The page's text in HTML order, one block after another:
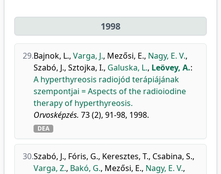
1998
29.Bajnok, L., Varga, J., Mezősi, E., Nagy, E. V.,
Szabó, J., Sztojka, I., Galuska, L., Leövey, A.:
A hyperthyreosis radiojód terápiájának
szempontjai = Aspects of the radioiodine
therapy of hyperthyreosis.
Orvosképzés. 73 (2), 91-98, 1998.
DEA
30.Szabó, J., Fóris, G., Keresztes, T., Csabina, S.,
Varga, Z., Bakó, G., Mezősi, E., Nagy, E. V.,